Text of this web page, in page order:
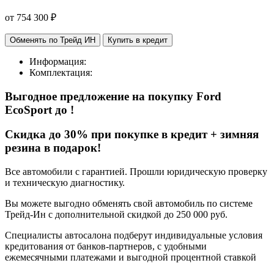
от 754 300 ₽
Обменять по Трейд ИН Купить в кредит
Информация:
Комплектация:
Выгодное предложение на покупку Ford
EcoSport до !
Cкидка до 30% при покупке в кредит + зимняя
резина в подарок!
Все автомобили с гарантией. Прошли юридическую проверку
и техническую диагностику.
Вы можете выгодно обменять свой автомобиль по системе
Трейд-Ин с дополнительной скидкой до 250 000 руб.
Специалисты автосалона подберут индивидуальные условия
кредитования от банков-партнеров, с удобными
ежемесячными платежами и выгодной процентной ставкой